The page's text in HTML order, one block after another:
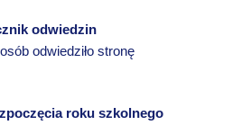
odwiedzin
odwiedziło stronę
roku szkolnego